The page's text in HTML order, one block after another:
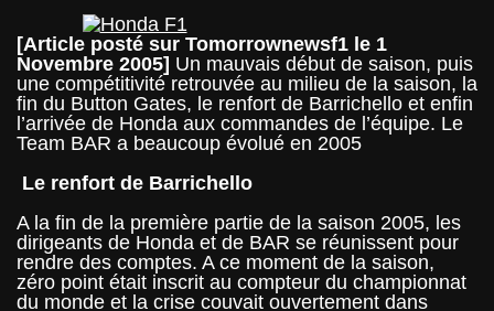
[Article posté sur Tomorrownewsf1 le 1
Novembre 2005] Un mauvais début de saison, puis
une compétitivité retrouvée au milieu de la saison, la
fin du Button Gates, le renfort de Barrichello et enfin
l’arrivée de Honda aux commandes de l’équipe. Le
Team BAR a beaucoup évolué en 2005
Le renfort de Barrichello
A la fin de la première partie de la saison 2005, les
dirigeants de Honda et de BAR se réunissent pour
rendre des comptes. A ce moment de la saison,
zéro point était inscrit au compteur du championnat
du monde et la crise couvait ouvertement dans